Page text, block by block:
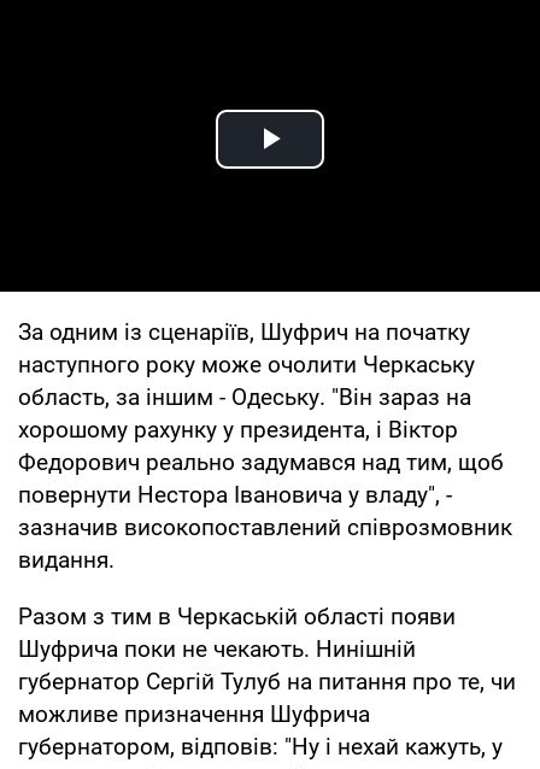
Play Video
За одним із сценаріїв, Шуфрич на початку
наступного року може очолити Черкаську
область, за іншим - Одеську. "Він зараз на
хорошому рахунку у президента, і Віктор
Федорович реально задумався над тим, щоб
повернути Нестора Івановича у владу", -
зазначив високопоставлений співрозмовник
видання.
Разом з тим в Черкаській області появи
Шуфрича поки не чекають. Нинішній
губернатор Сергій Тулуб на питання про те, чи
можливе призначення Шуфрича
губернатором, відповів: "Ну і нехай кажуть, у